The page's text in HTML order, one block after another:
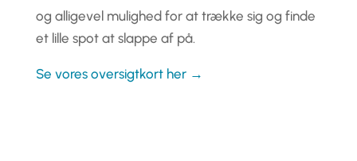
og alligevel mulighed for at trække sig og finde
et lille spot at slappe af på.
Se vores oversigtkort her →